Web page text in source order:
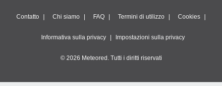
Contatto Chi siamo FAQ Termini di utilizzo Cookies
Informativa sulla privacy Impostazioni sulla privacy
© 2026 Meteored. Tutti i diritti riservati